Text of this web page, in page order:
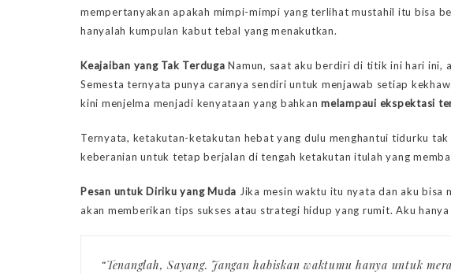
mempertanyakan apakah mimpi-mimpi yang terlihat mustahil itu bisa
hanyalah kumpulan kabut tebal yang menakutkan.
Keajaiban yang Tak Terduga Namun, saat aku berdiri di titik ini hari ini,
Semesta ternyata punya caranya sendiri untuk menjawab setiap
kini menjelma menjadi kenyataan yang bahkan melampaui ekspektasi
Ternyata, ketakutan-ketakutan hebat yang dulu menghantui tidurku
keberanian untuk tetap berjalan di tengah ketakutan itulah yang
Pesan untuk Diriku yang Muda Jika mesin waktu itu nyata dan aku bisa
akan memberikan tips sukses atau strategi hidup yang rumit. Aku
“Tenanglah, Sayang. Jangan habiskan waktumu hanya untuk